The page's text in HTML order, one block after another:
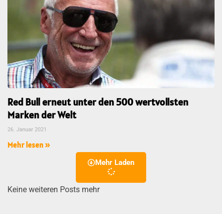
Red Bull erneut unter den 500 wertvollsten
Marken der Welt
26. Januar 2021
Mehr lesen »
Mehr Laden
Keine weiteren Posts mehr